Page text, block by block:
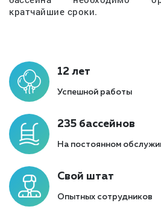
кратчайшие сроки.
12 лет
Успешной работы
235 бассейнов
На постоянном
Свой штат
Опытных сотрудников